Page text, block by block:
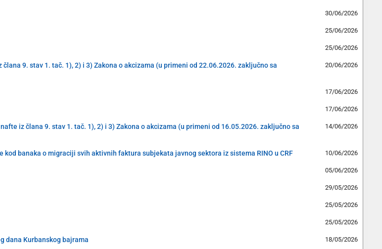
30/06/2026
25/06/2026
25/06/2026
9. stav 1. tač. 1), 2) i 3) Zakona o akcizama (u primeni od 22.06.2026. zaključno sa
20/06/2026
17/06/2026
17/06/2026
iz člana 9. stav 1. tač. 1), 2) i 3) Zakona o akcizama (u primeni od 16.05.2026. zaključno sa
14/06/2026
banaka o migraciji svih aktivnih faktura subjekata javnog sektora iz sistema RINO u CRF 10/06/2026
05/06/2026
29/05/2026
25/05/2026
25/05/2026
dana Kurbanskog bajrama 18/05/2026